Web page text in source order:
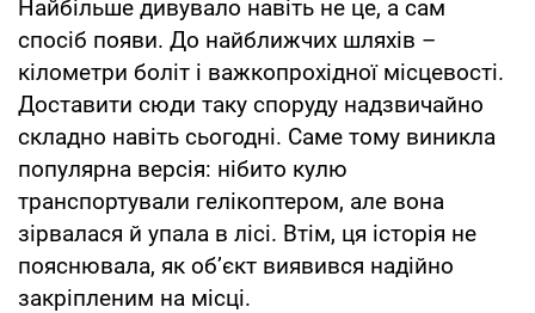
Найбільше дивувало навіть не це, а сам
спосіб появи. До найближчих шляхів –
кілометри боліт і важкопрохідної місцевості.
Доставити сюди таку споруду надзвичайно
складно навіть сьогодні. Саме тому виникла
популярна версія: нібито кулю
транспортували гелікоптером, але вона
зірвалася й упала в лісі. Втім, ця історія не
пояснювала, як об’єкт виявився надійно
закріпленим на місці.